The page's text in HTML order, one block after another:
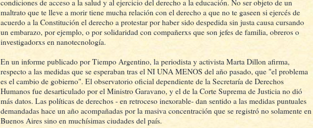
condiciones de acceso a la salud y al ejercicio del derecho a la educación. No ser objeto de un
maltrato que te lleve a morir tiene mucha relación con el derecho a que no te gaseen si ejercés de
acuerdo a la Constitución el derecho a protestar por haber sido despedida sin justa causa cursando
un embarazo, por ejemplo, o por solidaridad con compañerxs que son jefes de familia, obreros o
investigadorxs en nanotecnología.
En un informe publicado por Tiempo Argentino, la periodista y activista Marta Dillon afirma,
respecto a las medidas que se esperaban tras el NI UNA MENOS del año pasado, que "el problema
es el cambio de gobierno". El observatorio oficial dependiente de la Secretaría de Derechos
Humanos fue desarticulado por el Ministro Garavano, y el de la Corte Suprema de Justicia no dió
más datos. Las políticas de derechos - en retroceso inexorable- dan sentido a las medidas puntuales
demandadas hace un año acompañadas por la masiva concentración que se registró no solamente en
Buenos Aires sino en muchísimas ciudades del país.